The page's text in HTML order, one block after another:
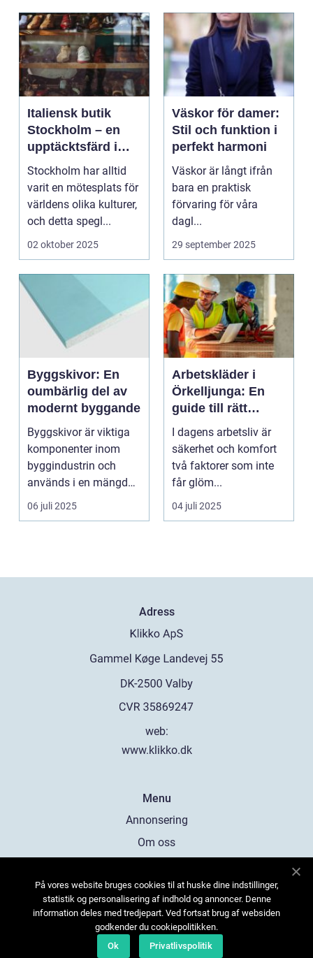
Italiensk butik
Stockholm – en
upptäcktsfärd i
kvalitet och
hantverk
Stockholm har alltid
varit en mötesplats för
världens olika kulturer,
och detta spegl...
02 oktober 2025
Väskor för damer:
Stil och funktion i
perfekt harmoni
Väskor är långt ifrån
bara en praktisk
förvaring för våra
dagl...
29 september 2025
Byggskivor: En
oumbärlig del av
modernt byggande
Byggskivor är viktiga
komponenter inom
byggindustrin och
används i en mängd
olika kon...
06 juli 2025
Arbetskläder i
Örkelljunga: En
guide till rätt
skydd och
bekvämlighet på
jobbet
I dagens arbetsliv är
säkerhet och komfort
två faktorer som inte
får glöm...
04 juli 2025
Adress
web:
www.klikko.dk
Menu
Annonsering
Om oss
Kontakta oss
Sitemap
På vores website bruges cookies til at huske dine indstillinger,
statistik og personalisering af indhold og annoncer. Denne
information deles med tredjepart. Ved fortsat brug af websiden
godkender du cookiepolitikken.
Ok
Privatlivspolitik